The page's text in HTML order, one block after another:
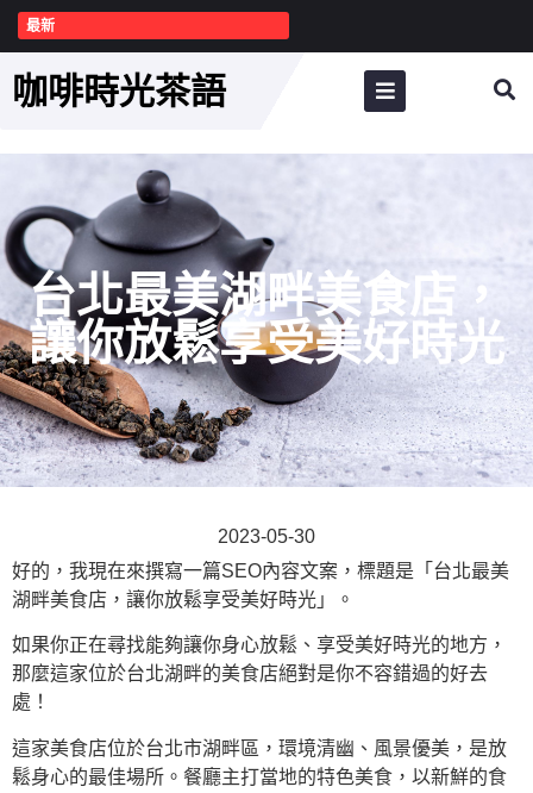
最新
咖啡時光茶語
台北最美湖畔美食店，
讓你放鬆享受美好時光
2023-05-30
好的，我現在來撰寫一篇SEO內容文案，標題是「台北最美
湖畔美食店，讓你放鬆享受美好時光」。
如果你正在尋找能夠讓你身心放鬆、享受美好時光的地方，
那麼這家位於台北湖畔的美食店絕對是你不容錯過的好去
處！
這家美食店位於台北市湖畔區，環境清幽、風景優美，是放
鬆身心的最佳場所。餐廳主打當地的特色美食，以新鮮的食